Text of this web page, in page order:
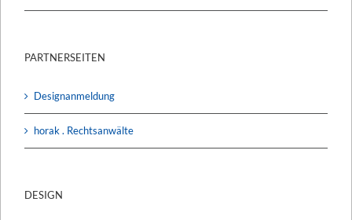
PARTNERSEITEN
Designanmeldung
horak . Rechtsanwälte
DESIGN